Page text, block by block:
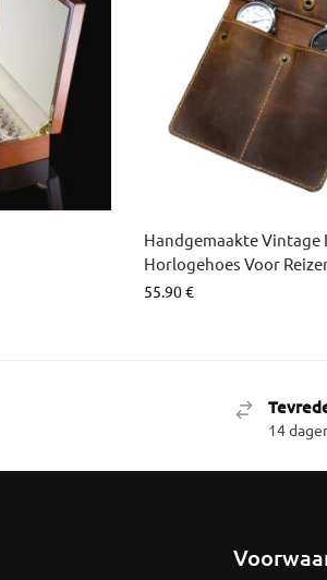
Handgemaakte Vintage
Horlogehoes Voor
55.90€
14